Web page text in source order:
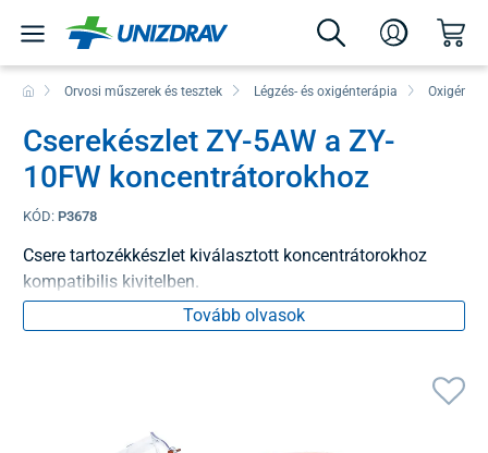
Orvosi műszerek és tesztek Légzés- és oxigénterápia
Cserekészlet ZY-5AW a ZY-
10FW koncentrátorokhoz
KÓD: P3678
Csere tartozékkészlet kiválasztott koncentrátorokhoz
kompatibilis kivitelben.
Tovább olvasok